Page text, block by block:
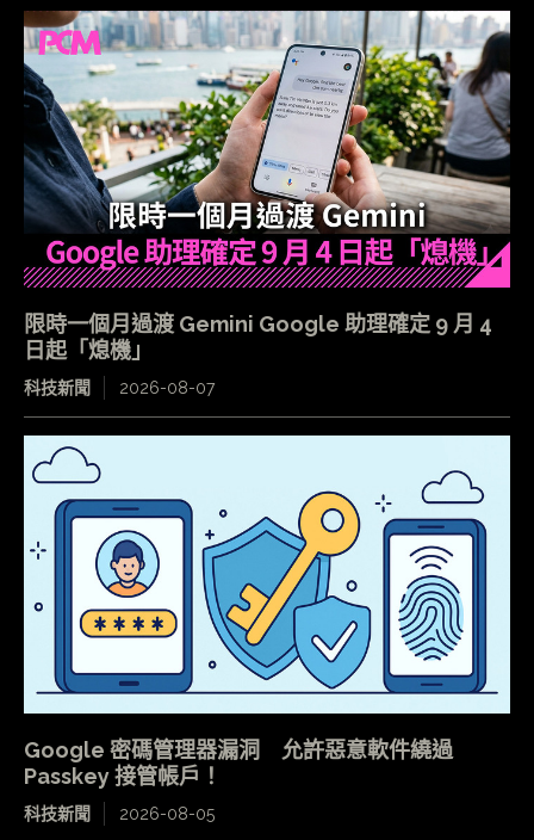
限時一個月過渡 Gemini Google 助理確定 9 月 4
日起「熄機」
科技新聞 2026-08-07
Google 密碼管理器漏洞 允許惡意軟件繞過
Passkey 接管帳戶！
科技新聞 2026-08-05